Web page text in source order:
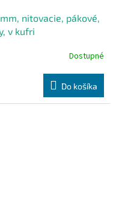
nitovacie, pákové,
v kufri
Dostupné
Do košíka